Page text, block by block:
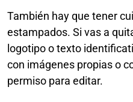
También hay que tener
estampados. Si vas a
logotipo o texto
con imágenes propias o
permiso para editar.